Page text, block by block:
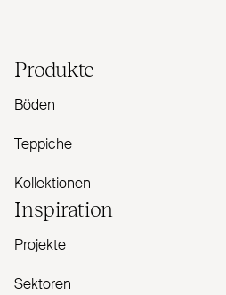
Produkte
Böden
Teppiche
Kollektionen
Inspiration
Projekte
Sektoren